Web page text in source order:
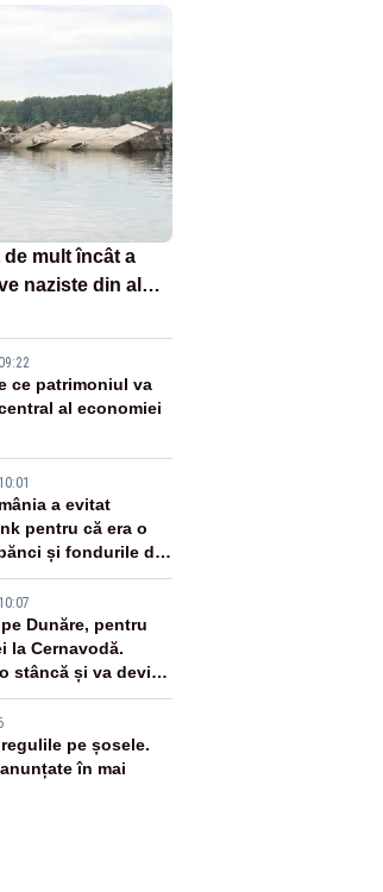
de mult încât a
naziste din al
ce patrimoniul va
al economiei
a evitat
pentru că era o
și fondurile de
Dunăre, pentru
la Cernavodă.
stâncă și va devia
AERIENE
pe șosele.
în mai